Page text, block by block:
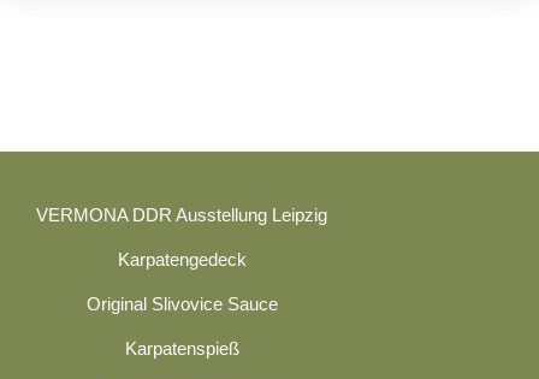
VERMONA DDR Ausstellung Leipzig
Karpatengedeck
Original Slivovice Sauce
Karpatenspieß